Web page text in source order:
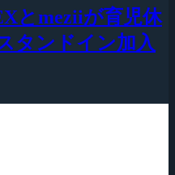
とmeziiが育児休
タンドイン加入